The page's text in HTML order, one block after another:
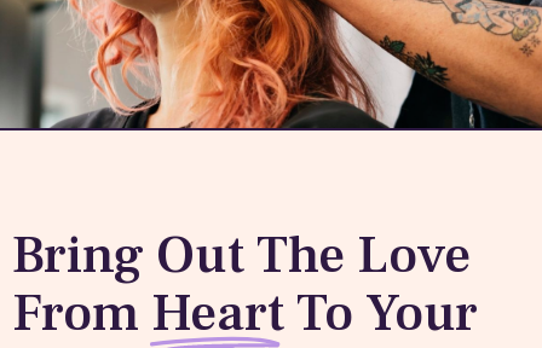
Bring Out The Love
From HeartTo Your